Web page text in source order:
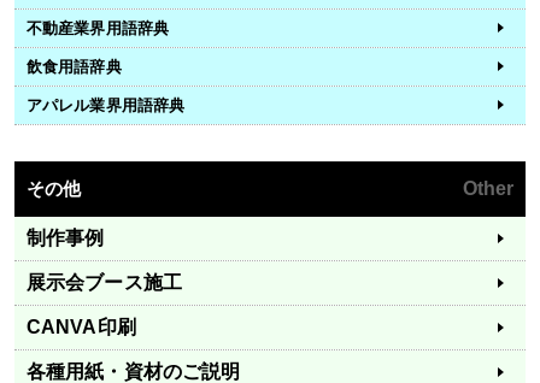
不動産業界用語辞典
飲食用語辞典
アパレル業界用語辞典
その他 Other
制作事例
展示会ブース施工
CANVA印刷
各種用紙・資材のご説明